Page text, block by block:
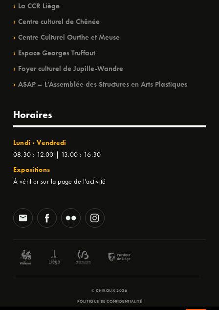
La CCR Liège
Centre culturel de Chênée
Centre Culturel Ourthe et Meuse
Espace Georges Truffaut
Foyer culturel de Jupille-Wandre
ASAP – L’Assemblée des Structures en Arts Plastiques
Horaires
Lundi › Vendredi
08:30 › 12:00 | 13:00 › 16:30
Expositions
À vérifier sur la page de l'activité
© CHIROUX 2026
POLITIQUE DE CONFIDENTIALITÉ